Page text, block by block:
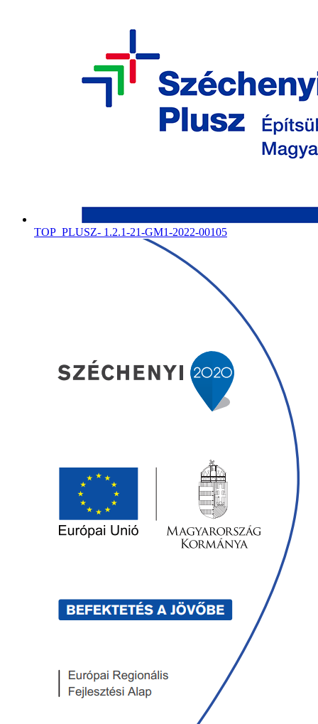
TOP_PLUSZ- 1.2.1-21-GM1-2022-00105